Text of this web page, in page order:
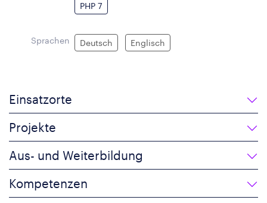
PHP 7
Sprachen Deutsch Englisch
Einsatzorte
Projekte
Aus- und Weiterbildung
Kompetenzen